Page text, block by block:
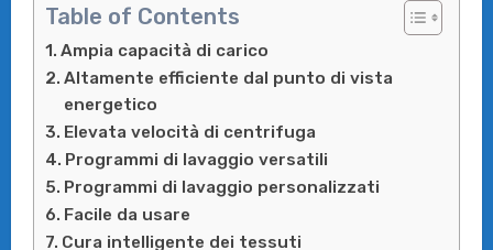
Table of Contents
Ampia capacità di carico
Altamente efficiente dal punto di vista
energetico
Elevata velocità di centrifuga
Programmi di lavaggio versatili
Programmi di lavaggio personalizzati
Facile da usare
Cura intelligente dei tessuti